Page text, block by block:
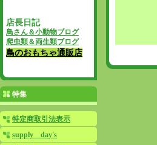
店長日記
鳥さん＆小動物ブログ
爬虫類＆両生類ブログ
鳥のおもちゃ通販店
特集
特定商取引法表示
supply day's